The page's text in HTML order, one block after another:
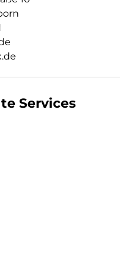
Services